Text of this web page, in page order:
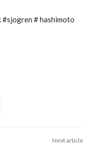
# hashimoto
Next article